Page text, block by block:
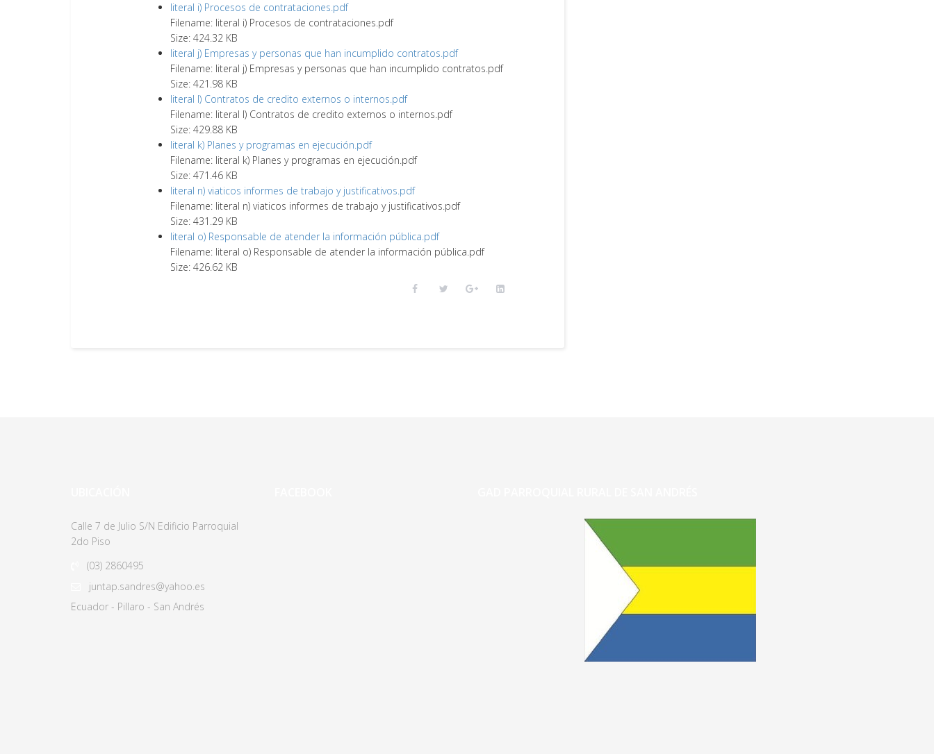
literal i) Procesos de contrataciones.pdf
Filename: literal i) Procesos de contrataciones.pdf
Size: 424.32 KB
literal j) Empresas y personas que han incumplido contratos.pdf
Filename: literal j) Empresas y personas que han incumplido contratos.pdf
Size: 421.98 KB
literal l) Contratos de credito externos o internos.pdf
Filename: literal l) Contratos de credito externos o internos.pdf
Size: 429.88 KB
literal k) Planes y programas en ejecución.pdf
Filename: literal k) Planes y programas en ejecución.pdf
Size: 471.46 KB
literal n) viaticos informes de trabajo y justificativos.pdf
Filename: literal n) viaticos informes de trabajo y justificativos.pdf
Size: 431.29 KB
literal o) Responsable de atender la información pública.pdf
Filename: literal o) Responsable de atender la información pública.pdf
Size: 426.62 KB
Calle 7 de Julio S/N Edificio Parroquial
2do Piso
(03) 2860495
juntap.sandres@yahoo.es
Ecuador - Pillaro - San Andrés